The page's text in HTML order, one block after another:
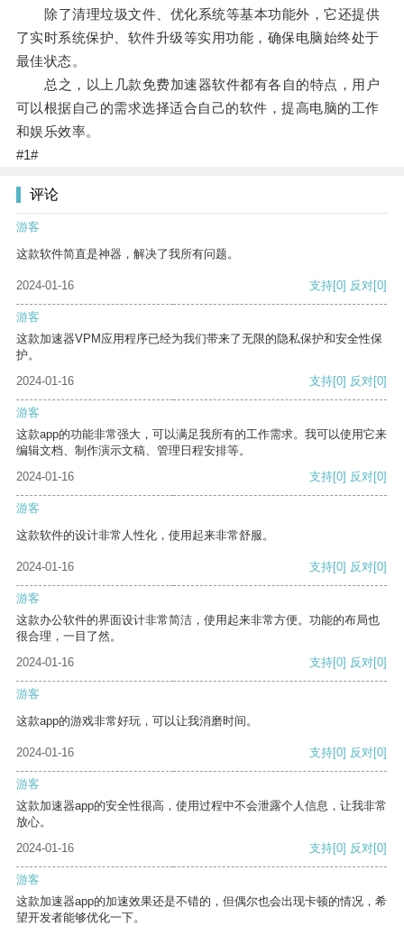
除了清理垃圾文件、优化系统等基本功能外，它还提供
了实时系统保护、软件升级等实用功能，确保电脑始终处于
最佳状态。
总之，以上几款免费加速器软件都有各自的特点，用户
可以根据自己的需求选择适合自己的软件，提高电脑的工作
和娱乐效率。
#1#
评论
游客
这款软件简直是神器，解决了我所有问题。
2024-01-16 支持[0] 反对[0]
游客
这款加速器VPM应用程序已经为我们带来了无限的隐私保护和安全性保
护。
2024-01-16
支持[0] 反对[0]
游客
这款app的功能非常强大，可以满足我所有的工作需求。我可以使用它来
编辑文档、制作演示文稿、管理日程安排等。
2024-01-16
支持[0] 反对[0]
游客
这款软件的设计非常人性化，使用起来非常舒服。
2024-01-16 支持[0] 反对[0]
游客
这款办公软件的界面设计非常简洁，使用起来非常方便。功能的布局也
很合理，一目了然。
2024-01-16
支持[0] 反对[0]
游客
这款app的游戏非常好玩，可以让我消磨时间。
2024-01-16 支持[0] 反对[0]
游客
这款加速器app的安全性很高，使用过程中不会泄露个人信息，让我非常
放心。
2024-01-16
支持[0] 反对[0]
游客
这款加速器app的加速效果还是不错的，但偶尔也会出现卡顿的情况，希
望开发者能够优化一下。